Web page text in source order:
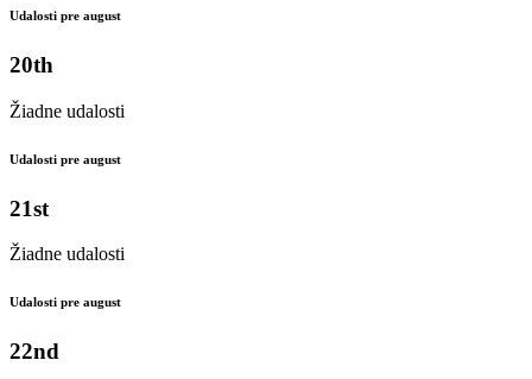
Udalosti pre august
20th
Žiadne udalosti
Udalosti pre august
21st
Žiadne udalosti
Udalosti pre august
22nd